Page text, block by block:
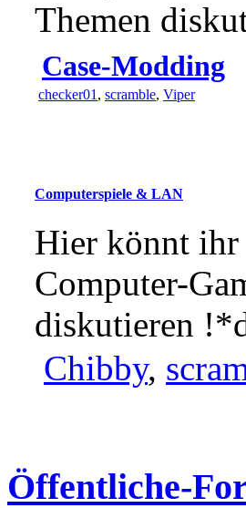
Themen
Case-Modding
checker01 , scramble, Viper
Computerspiele & LAN
Hier könnt ihr
Computer-
diskutieren
Chibby,
Öffentliche-